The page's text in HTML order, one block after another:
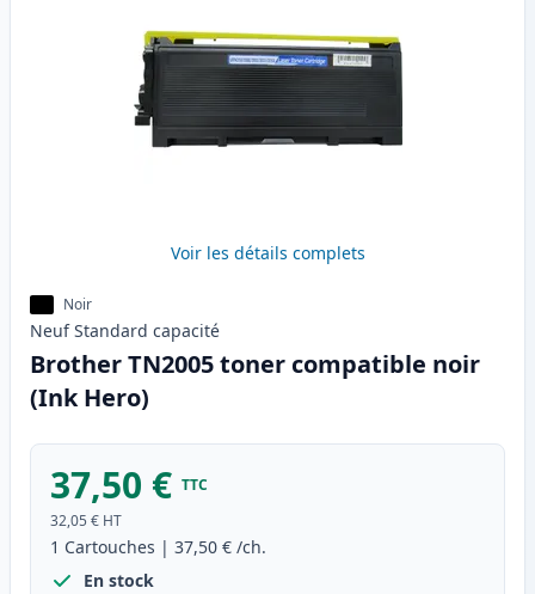
Voir les détails complets
Noir
Neuf Standard capacité
Brother TN2005 toner compatible noir
(Ink Hero)
37,50 € TTC
32,05 € HT
1 Cartouches | 37,50 € /ch.
En stock